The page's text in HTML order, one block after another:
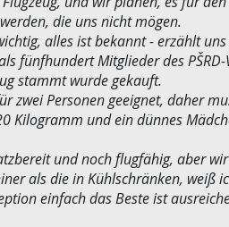
die uns nicht mögen.
alles ist bekannt - erzählt
fünfhundert Mitglieder des
stammt wurde gekauft.
zwei Personen geeignet, daher
Kilogramm und ein dünnes
und noch flugfähig, aber
als die in Kühlschränken, weiß
einfach das Beste ist